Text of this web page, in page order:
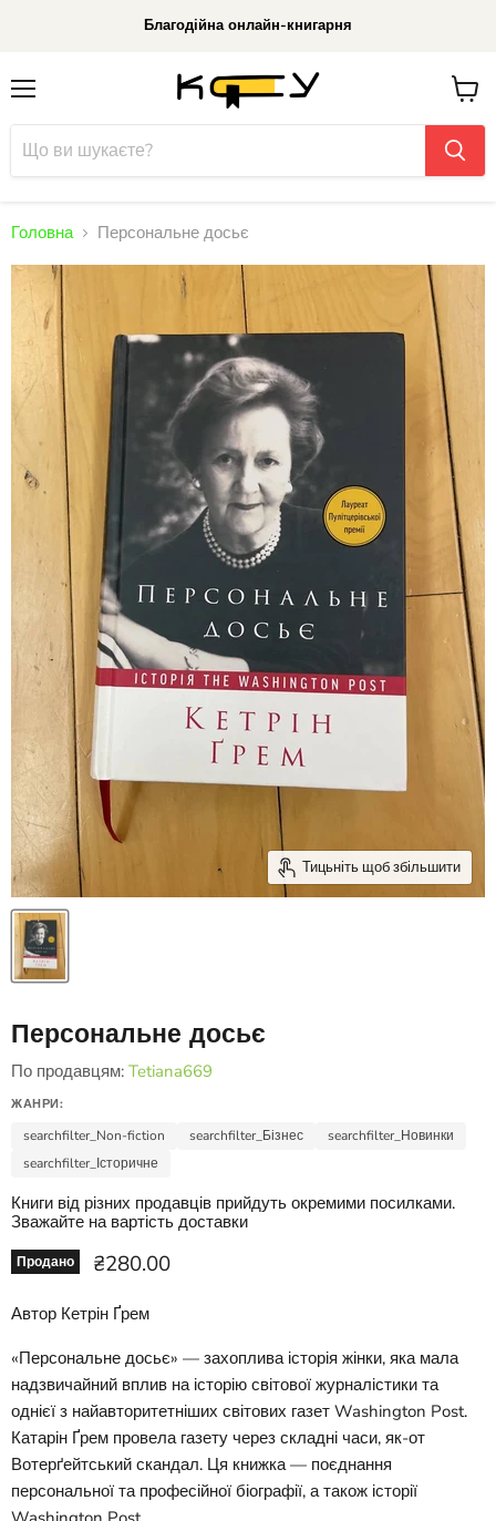
Благодійна онлайн-книгарня
До
Головна Персональне досьє
Тицьніть щоб збільшити
Персональне досьє
По продавцям: Tetiana669
ЖАНРИ:
searchfilter_Non-fiction searchfilter_Бізнес
searchfilter_Новинки
searchfilter_Історичне
Книги від різних продавців прийдуть окремими посилками.
Зважайте на вартість доставки
Продано Ціна зараз
₴280.00
Автор Кетрін Ґрем
«Персональне досьє» — захоплива історія жінки, яка мала
надзвичайний вплив на історію світової журналістики та
однієї з найавторитетніших світових газет Washington Post.
Катарін Ґрем провела газету через складні часи, як-от
Вотерґейтський скандал. Ця книжка — поєднання
персональної та професійної біографії, а також історії